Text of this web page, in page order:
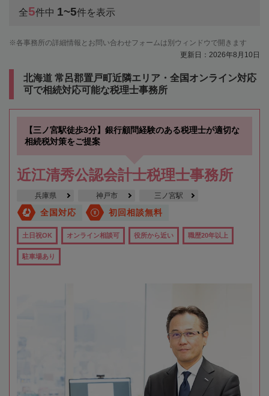
全5件中 1~5件を表示
各事務所の詳細情報とお問い合わせフォームは別ウィンドウで開きます
更新日：2026年8月10日
北海道 常呂郡置戸町近隣エリア・全国オンライン対応
可で相続対応可能な税理士事務所
【三ノ宮駅徒歩3分】銀行顧問経験のある税理士が適切な
相続税対策をご提案
近江清秀公認会計士税理士事務所
兵庫県 神戸市 三ノ宮駅
全国対応 初回相談無料
土日祝OK オンライン相談可 役所から近い 職歴20年以上
駐車場あり